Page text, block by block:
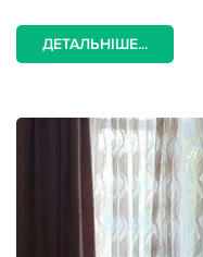
ДЕТАЛЬНІШЕ...